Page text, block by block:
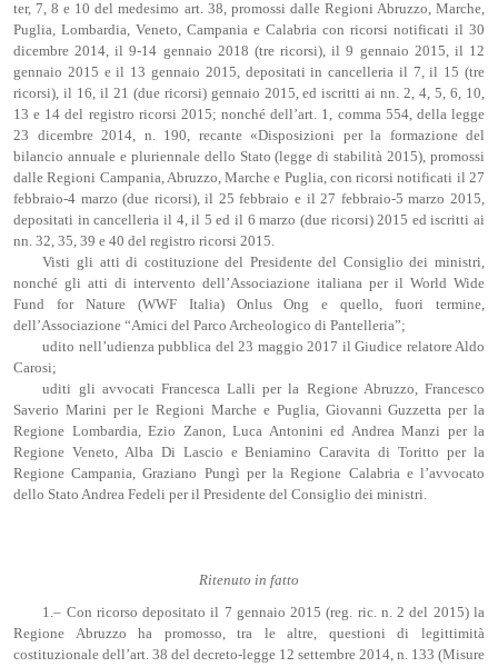
ter, 7, 8 e 10 del medesimo art. 38, promossi dalle Regioni Abruzzo, Marche,
Puglia, Lombardia, Veneto, Campania e Calabria con ricorsi notificati il 30
dicembre 2014, il 9-14 gennaio 2018 (tre ricorsi), il 9 gennaio 2015, il 12
gennaio 2015 e il 13 gennaio 2015, depositati in cancelleria il 7, il 15 (tre
ricorsi), il 16, il 21 (due ricorsi) gennaio 2015, ed iscritti ai nn. 2, 4, 5, 6, 10,
13 e 14 del registro ricorsi 2015; nonché dell’art. 1, comma 554, della legge
23 dicembre 2014, n. 190, recante «Disposizioni per la formazione del
bilancio annuale e pluriennale dello Stato (legge di stabilità 2015), promossi
dalle Regioni Campania, Abruzzo, Marche e Puglia, con ricorsi notificati il 27
febbraio-4 marzo (due ricorsi), il 25 febbraio e il 27 febbraio-5 marzo 2015,
depositati in cancelleria il 4, il 5 ed il 6 marzo (due ricorsi) 2015 ed iscritti ai
nn. 32, 35, 39 e 40 del registro ricorsi 2015.
Visti gli atti di costituzione del Presidente del Consiglio dei ministri,
nonché gli atti di intervento dell’Associazione italiana per il World Wide
Fund for Nature (WWF Italia) Onlus Ong e quello, fuori termine,
dell’Associazione “Amici del Parco Archeologico di Pantelleria”;
udito nell’udienza pubblica del 23 maggio 2017 il Giudice relatore Aldo
Carosi;
uditi gli avvocati Francesca Lalli per la Regione Abruzzo, Francesco
Saverio Marini per le Regioni Marche e Puglia, Giovanni Guzzetta per la
Regione Lombardia, Ezio Zanon, Luca Antonini ed Andrea Manzi per la
Regione Veneto, Alba Di Lascio e Beniamino Caravita di Toritto per la
Regione Campania, Graziano Pungì per la Regione Calabria e l’avvocato
dello Stato Andrea Fedeli per il Presidente del Consiglio dei ministri.
Ritenuto in fatto
1.– Con ricorso depositato il 7 gennaio 2015 (reg. ric. n. 2 del 2015) la
Regione Abruzzo ha promosso, tra le altre, questioni di legittimità
costituzionale dell’art. 38 del decreto-legge 12 settembre 2014, n. 133 (Misure